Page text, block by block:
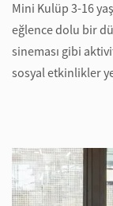
Mini Kulüp 3-16
eğlence dolu bir
sineması gibi
sosyal etkinlikler